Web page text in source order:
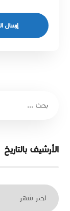
الأرشيف بالتاريخ